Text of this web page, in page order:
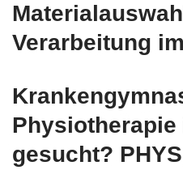
Verarbeitung
gesucht?